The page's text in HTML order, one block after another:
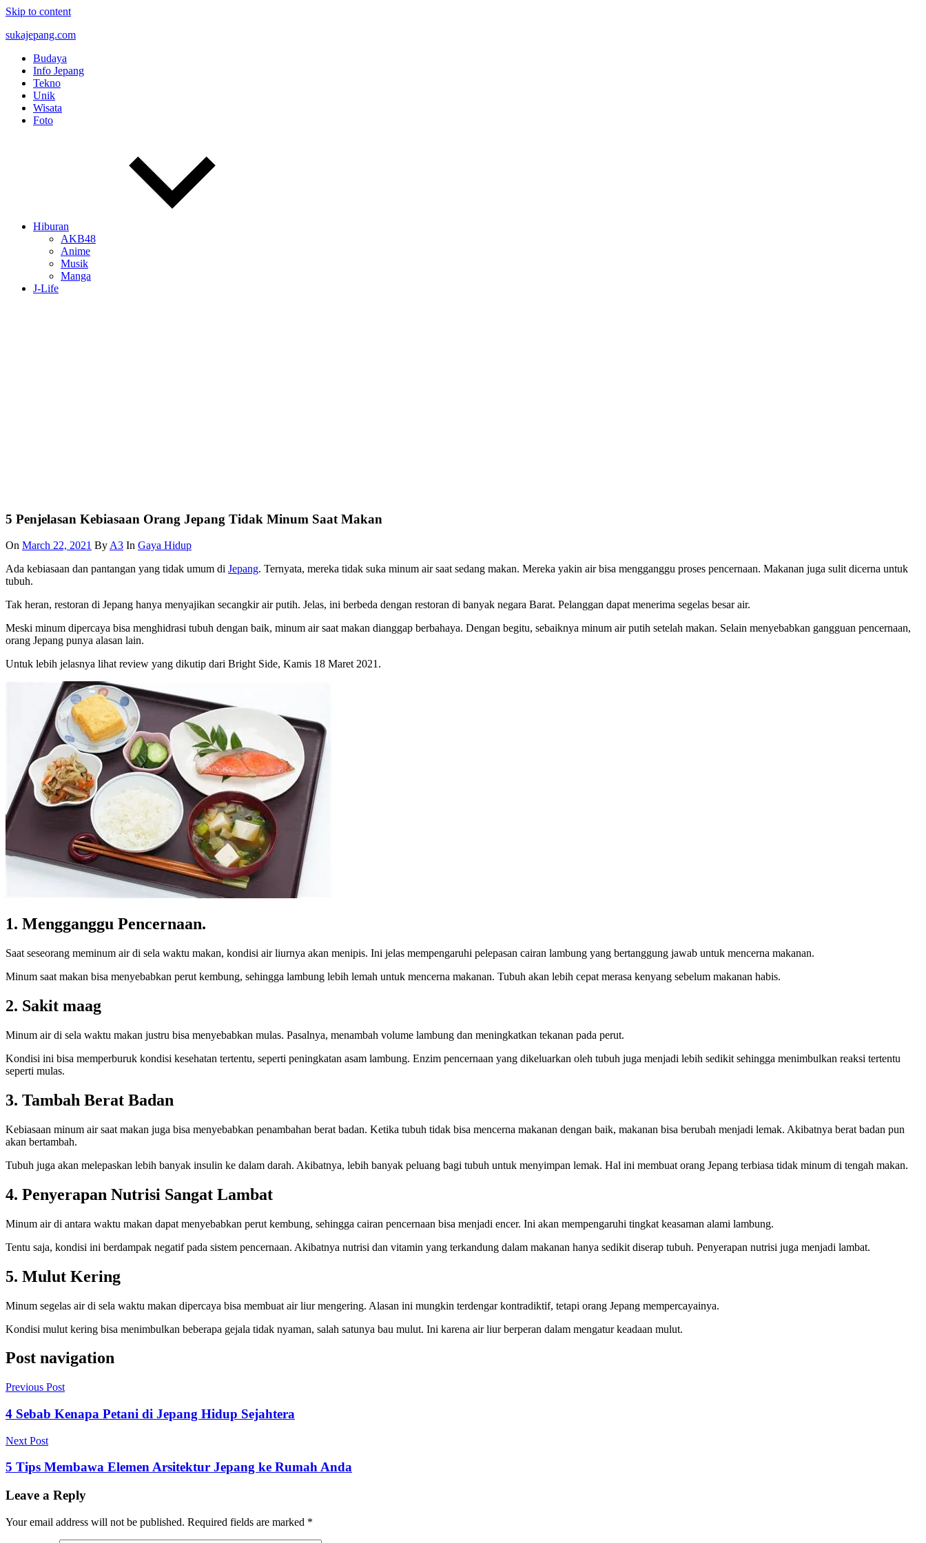
Skip to content
sukajepang.com
Semua
tentang
Jepang,
Artikel
Tentang
Budaya
Info Jepang
Tekno
Unik
Wisata
Foto
Hiburan
AKB48
Anime
Musik
Manga
J-Life
5 Penjelasan Kebiasaan Orang Jepang Tidak Minum Saat Makan
On March 22, 2021 ByA3 In Gaya Hidup
Ada kebiasaan dan pantangan yang tidak umum di Jepang. Ternyata, mereka tidak suka minum air saat sedang makan. Mereka yakin air bisa mengganggu proses pencernaan. Makanan juga sulit dicerna untuk
tubuh.
Tak heran, restoran di Jepang hanya menyajikan secangkir air putih. Jelas, ini berbeda dengan restoran di banyak negara Barat. Pelanggan dapat menerima segelas besar air.
Meski minum dipercaya bisa menghidrasi tubuh dengan baik, minum air saat makan dianggap berbahaya. Dengan begitu, sebaiknya minum air putih setelah makan. Selain menyebabkan gangguan pencernaan,
orang Jepang punya alasan lain.
Untuk lebih jelasnya lihat review yang dikutip dari Bright Side, Kamis 18 Maret 2021.
1. Mengganggu Pencernaan.
Saat seseorang meminum air di sela waktu makan, kondisi air liurnya akan menipis. Ini jelas mempengaruhi pelepasan cairan lambung yang bertanggung jawab untuk mencerna makanan.
Minum saat makan bisa menyebabkan perut kembung, sehingga lambung lebih lemah untuk mencerna makanan. Tubuh akan lebih cepat merasa kenyang sebelum makanan habis.
2. Sakit maag
Minum air di sela waktu makan justru bisa menyebabkan mulas. Pasalnya, menambah volume lambung dan meningkatkan tekanan pada perut.
Kondisi ini bisa memperburuk kondisi kesehatan tertentu, seperti peningkatan asam lambung. Enzim pencernaan yang dikeluarkan oleh tubuh juga menjadi lebih sedikit sehingga menimbulkan reaksi tertentu
seperti mulas.
3. Tambah Berat Badan
Kebiasaan minum air saat makan juga bisa menyebabkan penambahan berat badan. Ketika tubuh tidak bisa mencerna makanan dengan baik, makanan bisa berubah menjadi lemak. Akibatnya berat badan pun
akan bertambah.
Tubuh juga akan melepaskan lebih banyak insulin ke dalam darah. Akibatnya, lebih banyak peluang bagi tubuh untuk menyimpan lemak. Hal ini membuat orang Jepang terbiasa tidak minum di tengah makan.
4. Penyerapan Nutrisi Sangat Lambat
Minum air di antara waktu makan dapat menyebabkan perut kembung, sehingga cairan pencernaan bisa menjadi encer. Ini akan mempengaruhi tingkat keasaman alami lambung.
Tentu saja, kondisi ini berdampak negatif pada sistem pencernaan. Akibatnya nutrisi dan vitamin yang terkandung dalam makanan hanya sedikit diserap tubuh. Penyerapan nutrisi juga menjadi lambat.
5. Mulut Kering
Minum segelas air di sela waktu makan dipercaya bisa membuat air liur mengering. Alasan ini mungkin terdengar kontradiktif, tetapi orang Jepang mempercayainya.
Kondisi mulut kering bisa menimbulkan beberapa gejala tidak nyaman, salah satunya bau mulut. Ini karena air liur berperan dalam mengatur keadaan mulut.
Post navigation
Previous Post
4 Sebab Kenapa Petani di Jepang Hidup Sejahtera
Next Post
5 Tips Membawa Elemen Arsitektur Jepang ke Rumah Anda
Leave a Reply
Your email address will not be published. Required fields are marked *